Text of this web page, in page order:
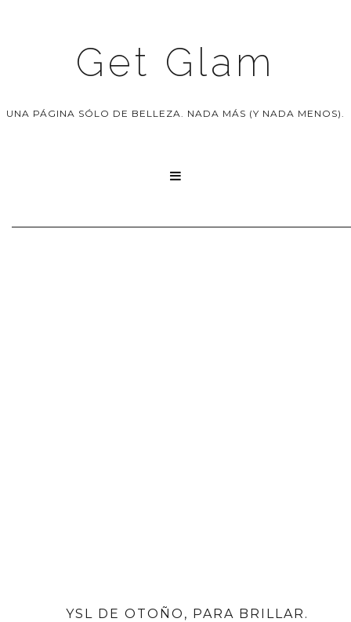
Get Glam
UNA PÁGINA SÓLO DE BELLEZA. NADA MÁS (Y NADA MENOS).

YSL DE OTOÑO, PARA BRILLAR.